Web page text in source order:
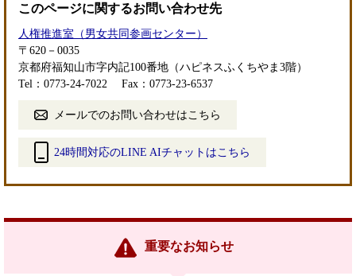
このページに関するお問い合わせ先
人権推進室（男女共同参画センター）
〒620－0035
京都府福知山市字内記100番地（ハピネスふくちやま3階）
Tel：0773-24-7022
Fax：0773-23-6537
メールでのお問い合わせはこちら
24時間対応のLINE AIチャットはこちら
リ
重要なお知らせ